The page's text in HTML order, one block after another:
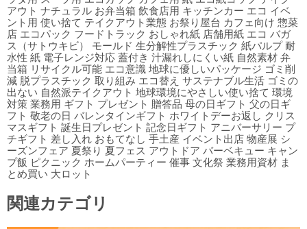
アウト ナチュラル お弁当箱 飲食店用 キッチンカー エコ イベ
ント用 使い捨て テイクアウト業態 お祭り屋台 カフェ向け 惣菜
店 エコパック フードトラック おしゃれ紙 店舗用紙 エコ バガ
ス（サトウキビ） モールド 生分解性プラスチック 紙パルプ 耐
水性 紙 電子レンジ対応 蓋付き 汁漏れしにくい紙 自然素材 弁
当箱 リサイクル可能 エコ意識 地球に優しいパッケージ ゴミ削
減 脱プラスチック 取り組み エコ替え サステナブル生活 ゴミの
出ない 自然派テイクアウト 地球環境にやさしい使い捨て 環境
対策 業務用 ギフト プレゼント 贈答品 母の日ギフト 父の日ギ
フト 敬老の日 バレンタインギフト ホワイトデーお返し クリス
マスギフト 誕生日プレゼント 記念日ギフト アニバーサリー プ
チギフト 差し入れ おもてなし 手土産 イベント出店 物産展 シ
ーズンフェア 夏祭り 夏フェス アウトドア バーベキュー キャン
プ飯 ピクニック ホームパーティー 催事 文化祭 業務用資材 ま
とめ買い 大ロット
関連カテゴリ